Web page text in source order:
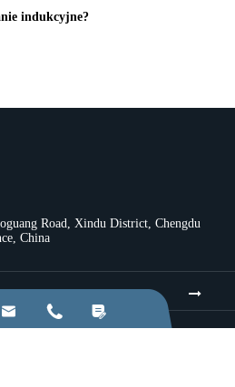
indukcyjne?
Road, Xindu District, Chengdu
China
  